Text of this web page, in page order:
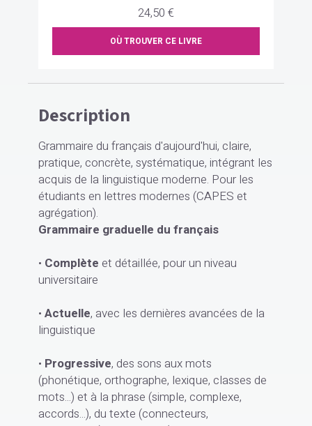
24,50 €
OÙ TROUVER CE LIVRE
Description
Grammaire du français d'aujourd'hui, claire,
pratique, concrète, systématique, intégrant les
acquis de la linguistique moderne. Pour les
étudiants en lettres modernes (CAPES et
agrégation).
Grammaire graduelle du français
• Complète et détaillée, pour un niveau
universitaire
• Actuelle, avec les dernières avancées de la
linguistique
• Progressive, des sons aux mots
(phonétique, orthographe, lexique, classes de
mots...) et à la phrase (simple, complexe,
accords...), du texte (connecteurs,